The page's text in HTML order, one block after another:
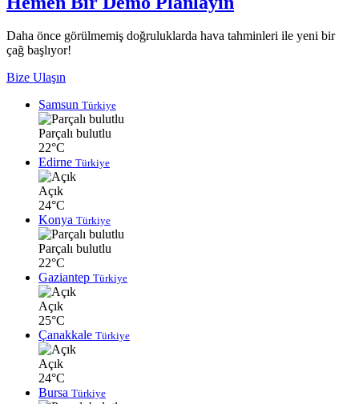
Daha önce görülmemiş doğruluklarda hava tahminleri ile yeni bir
çağ başlıyor!
Bize Ulaşın
Samsun Türkiye
Parçalı bulutlu
22°C
Edirne Türkiye
Açık
24°C
Konya Türkiye
Parçalı bulutlu
22°C
Gaziantep Türkiye
Açık
25°C
Çanakkale Türkiye
Açık
24°C
Bursa Türkiye